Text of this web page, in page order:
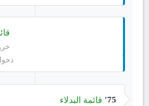
75' قائمة البدلاء